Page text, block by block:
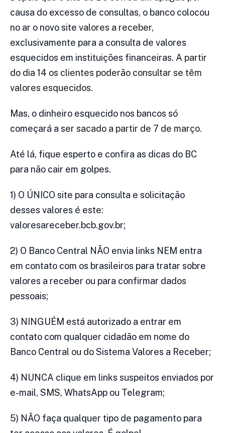
causa do excesso de consultas, o banco colocou
no ar o novo site valores a receber,
exclusivamente para a consulta de valores
esquecidos em instituições financeiras. A partir
do dia 14 os clientes poderão consultar se têm
valores esquecidos.
Mas, o dinheiro esquecido nos bancos só
começará a ser sacado a partir de 7 de março.
Até lá, fique esperto e confira as dicas do BC
para não cair em golpes.
1) O ÚNICO site para consulta e solicitação
desses valores é este:
valoresareceber.bcb.gov.br;
2) O Banco Central NÃO envia links NEM entra
em contato com os brasileiros para tratar sobre
valores a receber ou para confirmar dados
pessoais;
3) NINGUÉM está autorizado a entrar em
contato com qualquer cidadão em nome do
Banco Central ou do Sistema Valores a Receber;
4) NUNCA clique em links suspeitos enviados por
e-mail, SMS, WhatsApp ou Telegram;
5) NÃO faça qualquer tipo de pagamento para